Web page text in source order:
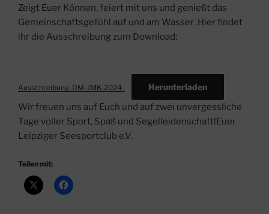
Zeigt Euer Können, feiert mit uns und genießt das
Gemeinschaftsgefühl auf und am Wasser .Hier findet
ihr die Ausschreibung zum Download:
Ausschreibung-DM-JMK-2024- Herunterladen
Wir freuen uns auf Euch und auf zwei unvergessliche
Tage voller Sport, Spaß und Segelleidenschaft!Euer
Leipziger Seesportclub e.V.
Teilen mit: